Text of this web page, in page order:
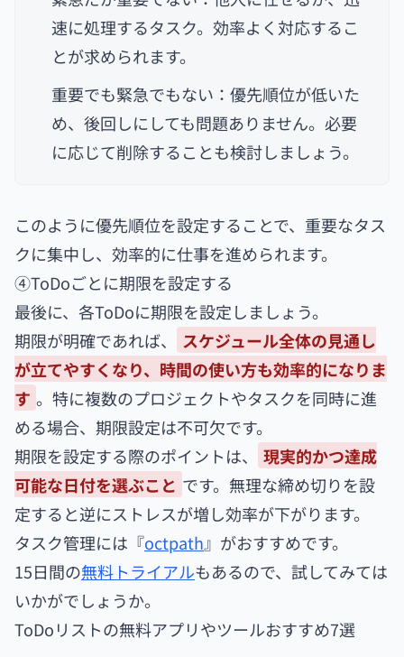
速に処理するタスク。効率よく対応するこ
とが求められます。
重要でも緊急でもない：優先順位が低いた
め、後回しにしても問題ありません。必要
に応じて削除することも検討しましょう。
このように優先順位を設定することで、重要なタス
クに集中し、効率的に仕事を進められます。
④ToDoごとに期限を設定する
最後に、各ToDoに期限を設定しましょう。
期限が明確であれば、
スケジュール全体の見通し
が立てやすくなり、時間の使い方も効率的になりま
す 。特に複数のプロジェクトやタスクを同時に進
める場合、期限設定は不可欠です。
期限を設定する際のポイントは、
現実的かつ達成
可能な日付を選ぶこと です。無理な締め切りを設
定すると逆にストレスが増し効率が下がります。
タスク管理には『octpath』がおすすめです。
15日間の無料トライアルもあるので、試してみては
いかがでしょうか。
ToDoリストの無料アプリやツールおすすめ7選